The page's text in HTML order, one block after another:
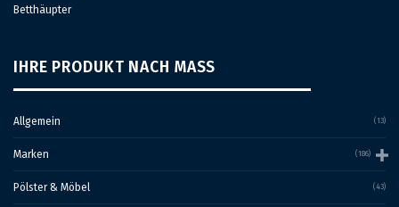
Betthäupter
IHRE PRODUKT NACH MASS
Allgemein (13)
Marken (186)
Pölster & Möbel (43)